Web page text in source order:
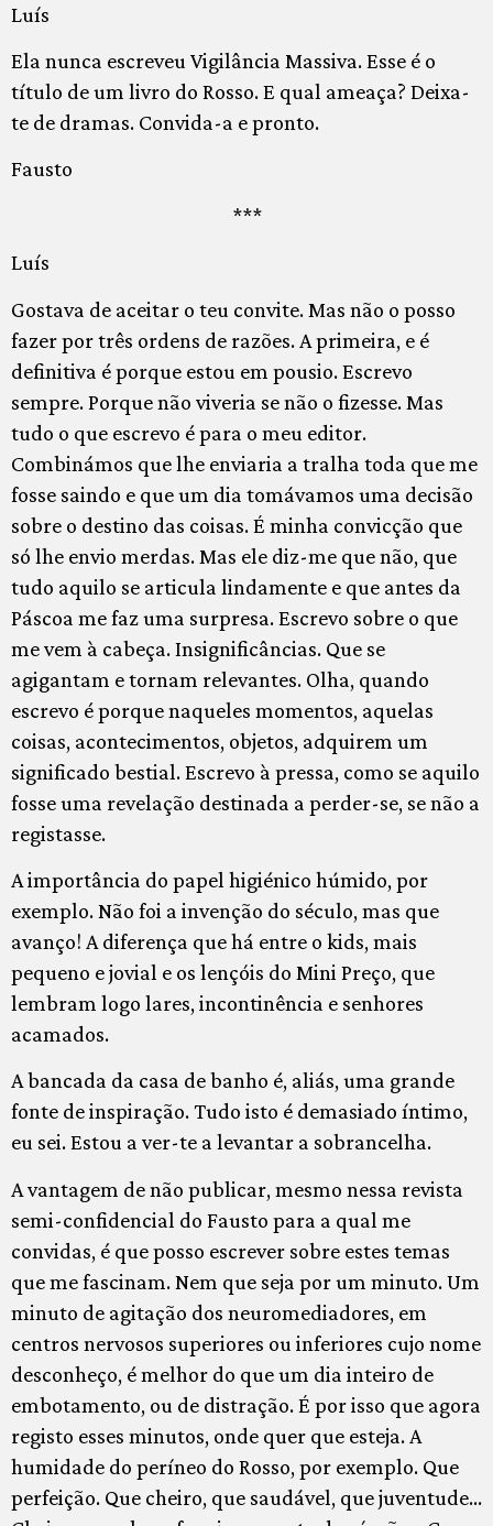
Luís
Ela nunca escreveu Vigilância Massiva. Esse é o
título de um livro do Rosso. E qual ameaça? Deixa-
te de dramas. Convida-a e pronto.
Fausto
***
Luís
Gostava de aceitar o teu convite. Mas não o posso
fazer por três ordens de razões. A primeira, e é
definitiva é porque estou em pousio. Escrevo
sempre. Porque não viveria se não o fizesse. Mas
tudo o que escrevo é para o meu editor.
Combinámos que lhe enviaria a tralha toda que me
fosse saindo e que um dia tomávamos uma decisão
sobre o destino das coisas. É minha convicção que
só lhe envio merdas. Mas ele diz-me que não, que
tudo aquilo se articula lindamente e que antes da
Páscoa me faz uma surpresa. Escrevo sobre o que
me vem à cabeça. Insignificâncias. Que se
agigantam e tornam relevantes. Olha, quando
escrevo é porque naqueles momentos, aquelas
coisas, acontecimentos, objetos, adquirem um
significado bestial. Escrevo à pressa, como se aquilo
fosse uma revelação destinada a perder-se, se não a
registasse.
A importância do papel higiénico húmido, por
exemplo. Não foi a invenção do século, mas que
avanço! A diferença que há entre o kids, mais
pequeno e jovial e os lençóis do Mini Preço, que
lembram logo lares, incontinência e senhores
acamados.
A bancada da casa de banho é, aliás, uma grande
fonte de inspiração. Tudo isto é demasiado íntimo,
eu sei. Estou a ver-te a levantar a sobrancelha.
A vantagem de não publicar, mesmo nessa revista
semi-confidencial do Fausto para a qual me
convidas, é que posso escrever sobre estes temas
que me fascinam. Nem que seja por um minuto. Um
minuto de agitação dos neuromediadores, em
centros nervosos superiores ou inferiores cujo nome
desconheço, é melhor do que um dia inteiro de
embotamento, ou de distração. É por isso que agora
registo esses minutos, onde quer que esteja. A
humidade do períneo do Rosso, por exemplo. Que
perfeição. Que cheiro, que saudável, que juventude…